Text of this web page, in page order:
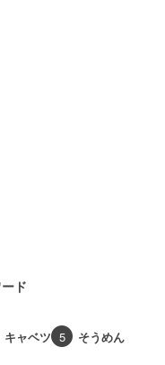
ド
キャベツ 5 そうめん